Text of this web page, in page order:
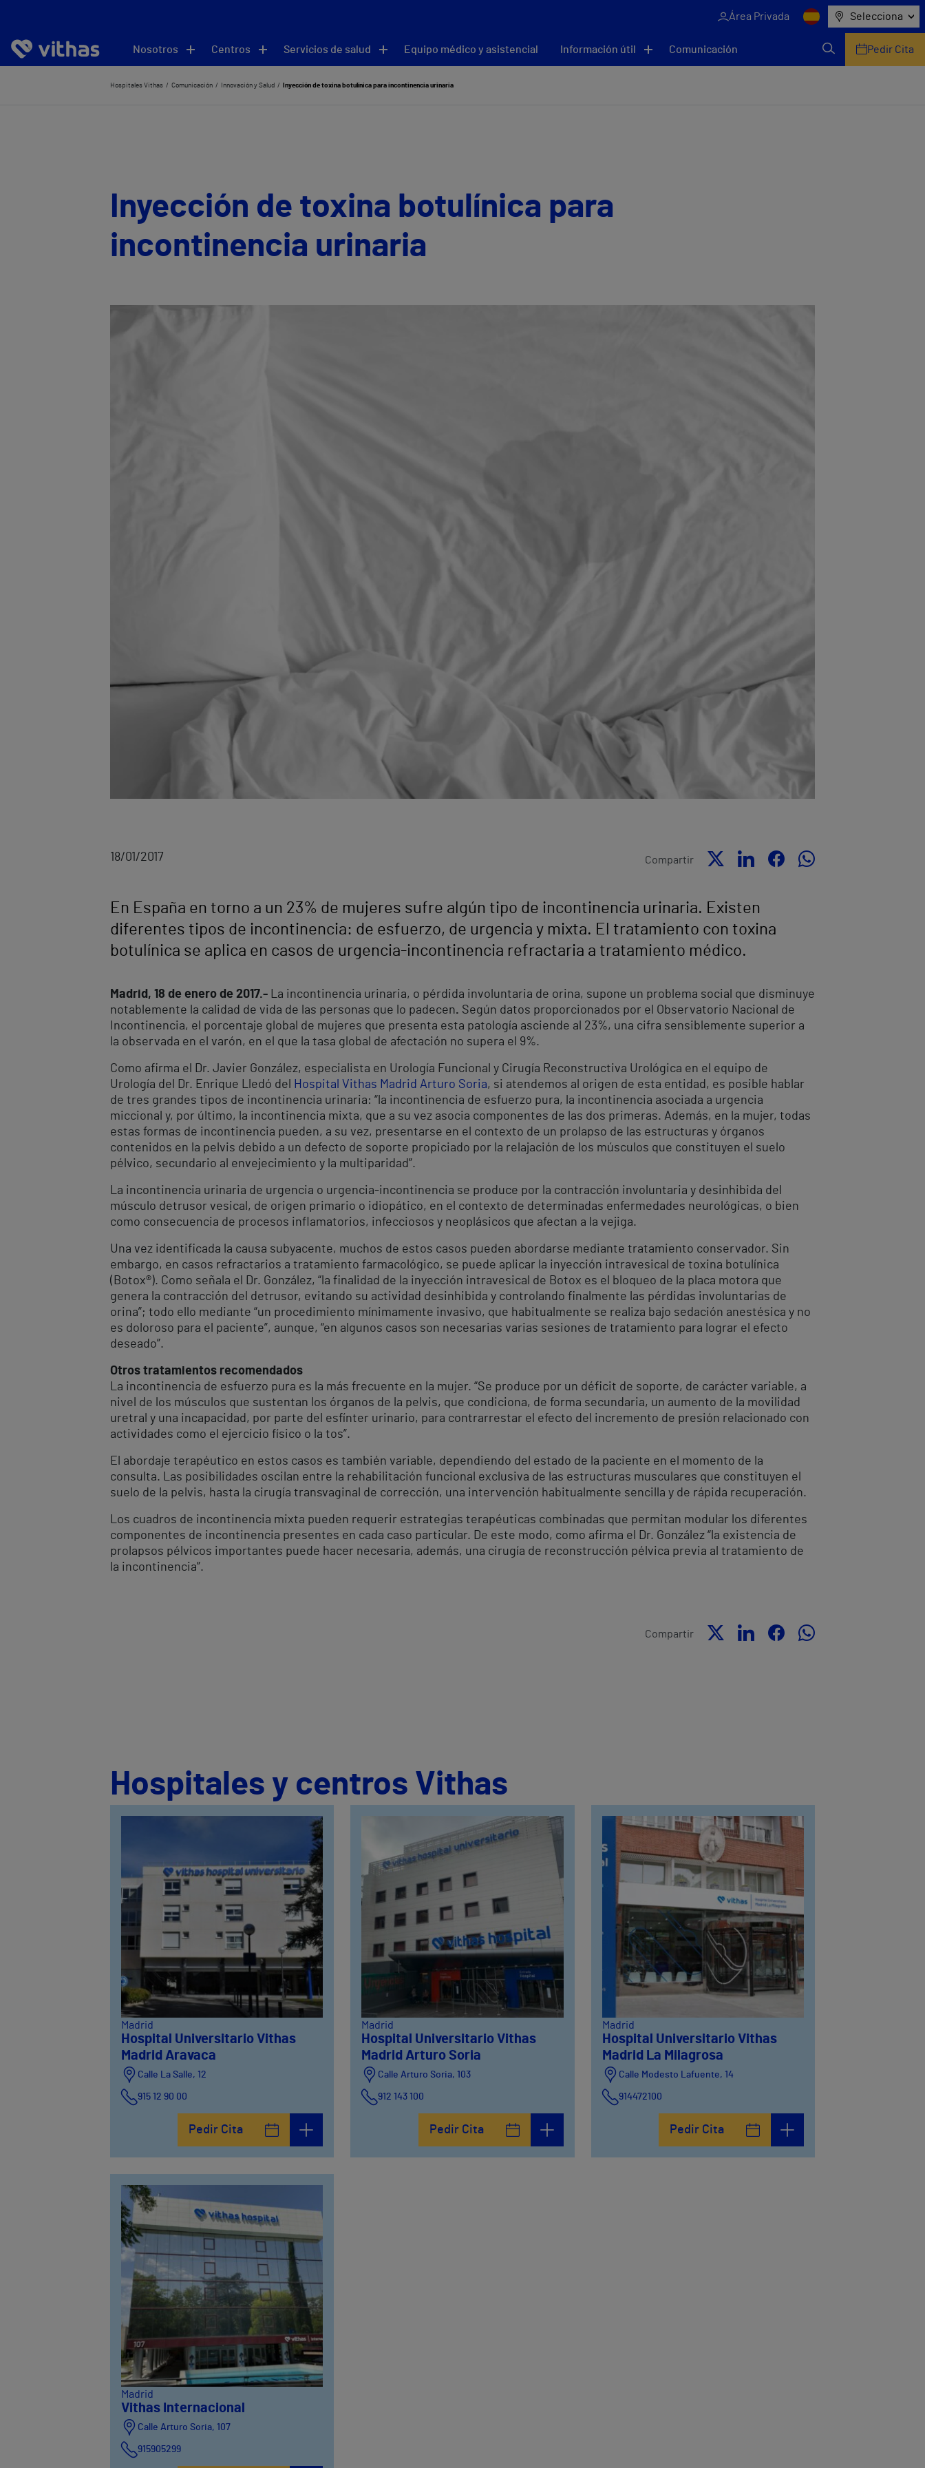
Área Privada Selecciona
Nosotros Centros Servicios de salud Equipo médico y asistencial Información útil Comunicación Pedir Cita
Hospitales Vithas Comunicación Innovación y Salud Inyección de toxina botulínica para incontinencia urinaria
Inyección de toxina botulínica para
incontinencia urinaria
18/01/2017 Compartir
En España en torno a un 23% de mujeres sufre algún tipo de incontinencia urinaria. Existen
diferentes tipos de incontinencia: de esfuerzo, de urgencia y mixta. El tratamiento con toxina
botulínica se aplica en casos de urgencia-incontinencia refractaria a tratamiento médico.
Madrid, 18 de enero de 2017.- La incontinencia urinaria, o pérdida involuntaria de orina, supone un problema social que disminuye
notablemente la calidad de vida de las personas que lo padecen. Según datos proporcionados por el Observatorio Nacional de
Incontinencia, el porcentaje global de mujeres que presenta esta patología asciende al 23%, una cifra sensiblemente superior a
la observada en el varón, en el que la tasa global de afectación no supera el 9%.
Como afirma el Dr. Javier González, especialista en Urología Funcional y Cirugía Reconstructiva Urológica en el equipo de
Urología del Dr. Enrique Lledó del
Hospital Vithas Madrid Arturo Soria, si atendemos al origen de esta entidad, es posible hablar
de tres grandes tipos de incontinencia urinaria: “la incontinencia de esfuerzo pura, la incontinencia asociada a urgencia
miccional y, por último, la incontinencia mixta, que a su vez asocia componentes de las dos primeras. Además, en la mujer, todas
estas formas de incontinencia pueden, a su vez, presentarse en el contexto de un prolapso de las estructuras y órganos
contenidos en la pelvis debido a un defecto de soporte propiciado por la relajación de los músculos que constituyen el suelo
pélvico, secundario al envejecimiento y la multiparidad”.
La incontinencia urinaria de urgencia o urgencia-incontinencia se produce por la contracción involuntaria y desinhibida del
músculo detrusor vesical, de origen primario o idiopático, en el contexto de determinadas enfermedades neurológicas, o bien
como consecuencia de procesos inflamatorios, infecciosos y neoplásicos que afectan a la vejiga.
Una vez identificada la causa subyacente, muchos de estos casos pueden abordarse mediante tratamiento conservador. Sin
embargo, en casos refractarios a tratamiento farmacológico, se puede aplicar la inyección intravesical de toxina botulínica
(Botox®). Como señala el Dr. González, “la finalidad de la inyección intravesical de Botox es el bloqueo de la placa motora que
genera la contracción del detrusor, evitando su actividad desinhibida y controlando finalmente las pérdidas involuntarias de
orina”; todo ello mediante “un procedimiento mínimamente invasivo, que habitualmente se realiza bajo sedación anestésica y no
es doloroso para el paciente”, aunque, “en algunos casos son necesarias varias sesiones de tratamiento para lograr el efecto
deseado”.
Otros tratamientos recomendados
La incontinencia de esfuerzo pura es la más frecuente en la mujer. “Se produce por un déficit de soporte, de carácter variable, a
nivel de los músculos que sustentan los órganos de la pelvis, que condiciona, de forma secundaria, un aumento de la movilidad
uretral y una incapacidad, por parte del esfínter urinario, para contrarrestar el efecto del incremento de presión relacionado con
actividades como el ejercicio físico o la tos”.
El abordaje terapéutico en estos casos es también variable, dependiendo del estado de la paciente en el momento de la
consulta. Las posibilidades oscilan entre la rehabilitación funcional exclusiva de las estructuras musculares que constituyen el
suelo de la pelvis, hasta la cirugía transvaginal de corrección, una intervención habitualmente sencilla y de rápida recuperación.
Los cuadros de incontinencia mixta pueden requerir estrategias terapéuticas combinadas que permitan modular los diferentes
componentes de incontinencia presentes en cada caso particular. De este modo, como afirma el Dr. González “la existencia de
prolapsos pélvicos importantes puede hacer necesaria, además, una cirugía de reconstrucción pélvica previa al tratamiento de
la incontinencia”.
Compartir
Hospitales y centros Vithas
Madrid
Hospital Universitario Vithas
Madrid Aravaca
Calle La Salle, 12
915 12 90 00
Pedir Cita
Madrid
Hospital Universitario Vithas
Madrid Arturo Soria
Calle Arturo Soria, 103
912 143 100
Pedir Cita
Madrid
Hospital Universitario Vithas
Madrid La Milagrosa
Calle Modesto Lafuente, 14
914472100
Pedir Cita
Madrid
Vithas Internacional
Calle Arturo Soria, 107
915905299